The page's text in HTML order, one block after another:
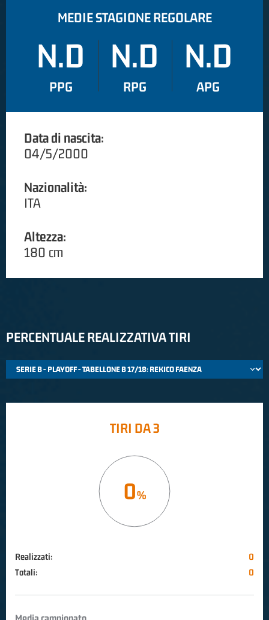
MEDIE STAGIONE REGOLARE
N.D
PPG
N.D
RPG
N.D
APG
Data di nascita:
04/5/2000
Nazionalità:
ITA
Altezza:
180 cm
PERCENTUALE REALIZZATIVA TIRI
TIRI DA 3
0
Realizzati:
0
Totali:
0